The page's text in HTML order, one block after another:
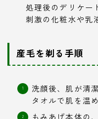
処理後のデリケー
刺激の化粧水や乳
産毛を剃る手順
洗顔後、肌が清
タオルで肌を温
もみあげ本体の